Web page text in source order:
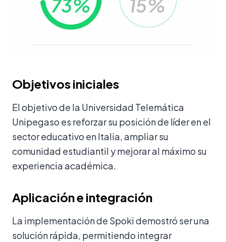
Objetivos iniciales
El objetivo de la Universidad Telemática
Unipegaso es reforzar su posición de líder en el
sector educativo en Italia, ampliar su
comunidad estudiantil y mejorar al máximo su
experiencia académica.
Aplicación e integración
La implementación de Spoki demostró ser una
solución rápida, permitiendo integrar